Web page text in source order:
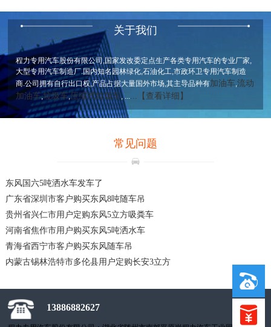
关于我们
程力专用汽车股份有限公司,国家发改委定点生产各类专用汽车的专业厂家,
大型专用汽车制造厂.国内知名园林绿化,石油化工,市政环卫专用汽车制造
商.公司拥有自行出口权,产品占据大量国外市场,其主导品种有加油车 ,流动
加油车,垃圾车,压缩式垃圾车, ... ...【查看详细】
常见问题
东风国六5吨洒水车发车了
广东省深圳市客户购买东风8吨随车吊
贵州省兴仁市用户定购东风5立方吸粪车
河南省焦作市用户购买东风5吨洒水车
青海省西宁市客户购买东风随车吊
内蒙古锡林浩特市多伦县用户定购长安3立方
13886882627